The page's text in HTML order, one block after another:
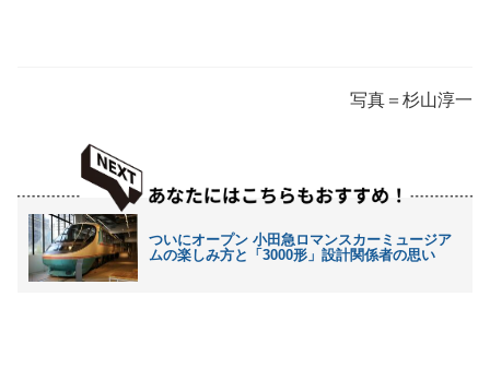
写真＝杉山淳一
ついにオープン 小田急ロマンスカーミュージア
ムの楽しみ方と「3000形」設計関係者の思い